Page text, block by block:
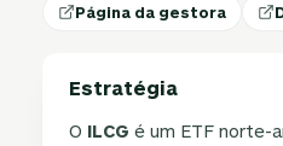
Página da gestora
Estratégia
O ILCG é um ETF norte-